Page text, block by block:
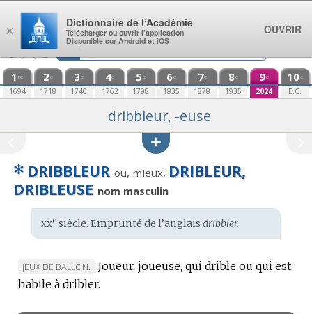
Aller au contenu
1 re
1694
2e
1718
3e
1740
4e
1762
5e
1798
6e
1835
7e
1878
8e
1935
9e
2024
10e
E.C.
dribbleur, -euse
✻ DRIBBLEUR ou, mieux, DRIBLEUR,
DRIBLEUSE nom masculin
Étymologie
:
xxesiècle. Emprunté de l’anglais dribbler.
MARQUE
DE
JEUX DE BALLON.
Joueur, joueuse, qui drible ou qui est
habile à dribler.
×
Dictionnaire de l’Académie
Télécharger ou ouvrir l’application
Disponible sur Android et iOS
OUVRIR